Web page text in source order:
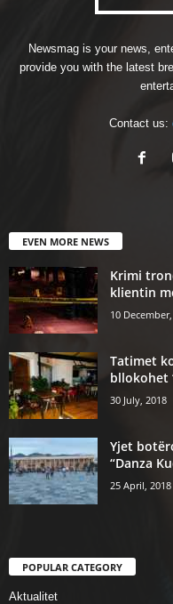
Newsmag is your news,
provide you with the latest
Contact us:
EVEN MORE NEWS
Krimi
klientin
10
Tatimet
bllokohet
30 July, 2018
Yjet
“Danza
25 April, 2018
POPULAR CATEGORY
Aktualitet